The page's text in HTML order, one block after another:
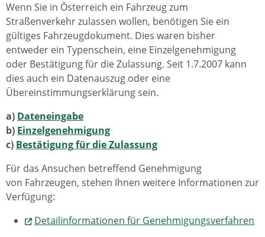
Wenn Sie in Österreich ein Fahrzeug zum
Straßenverkehr zulassen wollen, benötigen Sie ein
gültiges Fahrzeugdokument. Dies waren bisher
entweder ein Typenschein, eine Einzelgenehmigung
oder Bestätigung für die Zulassung. Seit 1.7.2007 kann
dies auch ein Datenauszug oder eine
Übereinstimmungserklärung sein.
a) Dateneingabe
b) Einzelgenehmigung
c) Bestätigung für die Zulassung
Für das Ansuchen betreffend Genehmigung
von Fahrzeugen, stehen Ihnen weitere Informationen zur
Verfügung:
Detailinformationen für Genehmigungsverfahren